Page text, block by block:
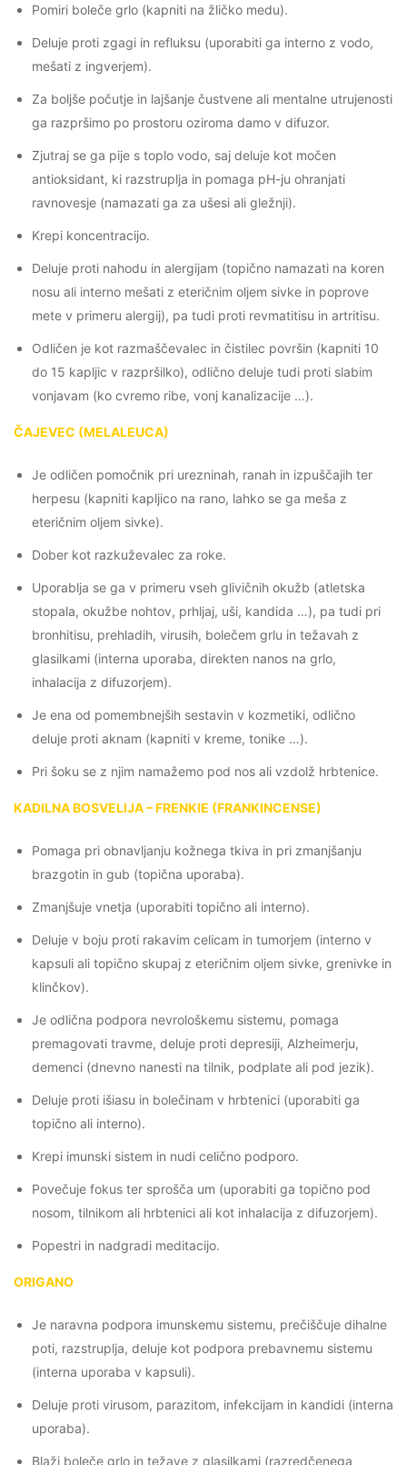
Pomiri boleče grlo (kapniti na žličko medu).
Deluje proti zgagi in refluksu (uporabiti ga interno z vodo,
mešati z ingverjem).
Za boljše počutje in lajšanje čustvene ali mentalne utrujenosti
ga razpršimo po prostoru oziroma damo v difuzor.
Zjutraj se ga pije s toplo vodo, saj deluje kot močen
antioksidant, ki razstruplja in pomaga pH-ju ohranjati
ravnovesje (namazati ga za ušesi ali gležnji).
Krepi koncentracijo.
Deluje proti nahodu in alergijam (topično namazati na koren
nosu ali interno mešati z eteričnim oljem sivke in poprove
mete v primeru alergij), pa tudi proti revmatitisu in artritisu.
Odličen je kot razmaščevalec in čistilec površin (kapniti 10
do 15 kapljic v razpršilko), odlično deluje tudi proti slabim
vonjavam (ko cvremo ribe, vonj kanalizacije …).
ČAJEVEC (MELALEUCA)
Je odličen pomočnik pri urezninah, ranah in izpuščajih ter
herpesu (kapniti kapljico na rano, lahko se ga meša z
eteričnim oljem sivke).
Dober kot razkuževalec za roke.
Uporablja se ga v primeru vseh glivičnih okužb (atletska
stopala, okužbe nohtov, prhljaj, uši, kandida …), pa tudi pri
bronhitisu, prehladih, virusih, bolečem grlu in težavah z
glasilkami (interna uporaba, direkten nanos na grlo,
inhalacija z difuzorjem).
Je ena od pomembnejših sestavin v kozmetiki, odlično
deluje proti aknam (kapniti v kreme, tonike …).
Pri šoku se z njim namažemo pod nos ali vzdolž hrbtenice.
KADILNA BOSVELIJA – FRENKIE (FRANKINCENSE)
Pomaga pri obnavljanju kožnega tkiva in pri zmanjšanju
brazgotin in gub (topična uporaba).
Zmanjšuje vnetja (uporabiti topično ali interno).
Deluje v boju proti rakavim celicam in tumorjem (interno v
kapsuli ali topično skupaj z eteričnim oljem sivke, grenivke in
klinčkov).
Je odlična podpora nevrološkemu sistemu, pomaga
premagovati travme, deluje proti depresiji, Alzheimerju,
demenci (dnevno nanesti na tilnik, podplate ali pod jezik).
Deluje proti išiasu in bolečinam v hrbtenici (uporabiti ga
topično ali interno).
Krepi imunski sistem in nudi celično podporo.
Povečuje fokus ter sprošča um (uporabiti ga topično pod
nosom, tilnikom ali hrbtenici ali kot inhalacija z difuzorjem).
Popestri in nadgradi meditacijo.
ORIGANO
Je naravna podpora imunskemu sistemu, prečiščuje dihalne
poti, razstruplja, deluje kot podpora prebavnemu sistemu
(interna uporaba v kapsuli).
Deluje proti virusom, parazitom, infekcijam in kandidi (interna
uporaba).
Blaži boleče grlo in težave z glasilkami (razredčenega